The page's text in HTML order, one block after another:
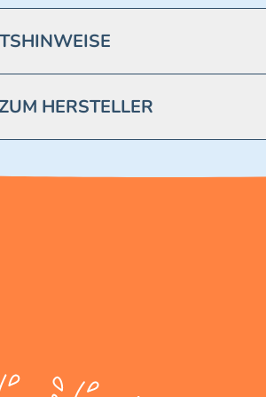
HERSTELLER